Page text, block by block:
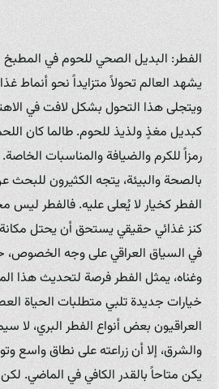
الفطر: البديل الصحي للحوم في المطبخ
يشهد العالم تحولاً متزايداً نحو أنماط
ويتجلى هذا التحول بشكل لافت في
كبديل مغذٍ ولذيذ للحوم. طالما كان
رمزاً للكرم والضيافة والمناسبات
بالصحة والبيئة، يتجه الكثيرون للبحث
الفطر كخيار لا يُعلى عليه. فالفطر ليس
كنز غذائي حقيقي يستحق أن يحتل مكانة
في السياق العراقي على وجه الخصوص،
وغناه، يمثل الفطر فرصة لتحديث هذا
خيارات جديدة تلبي متطلبات الحياة
العراقيون بعض أنواع الفطر البري، لا
والشرق، إلا أن زراعته على نطاق واسع
يكن متاحاً بالقدر الكافي في الماضي.